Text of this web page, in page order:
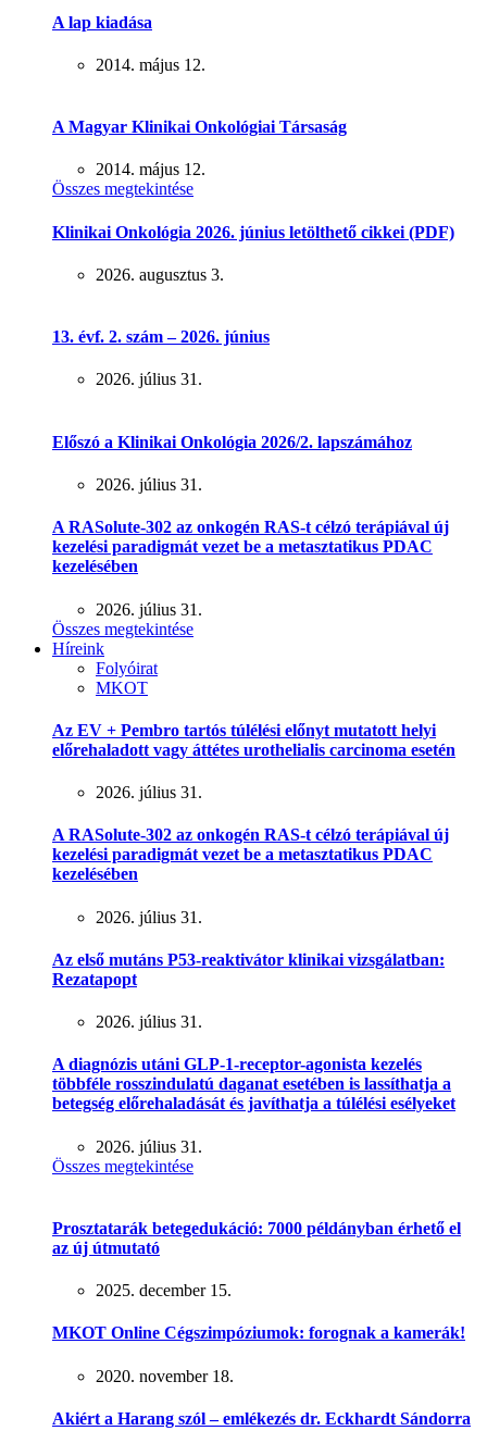
A lap kiadása
2014. május 12.
A Magyar Klinikai Onkológiai Társaság
2014. május 12.
Összes megtekintése
Klinikai Onkológia 2026. június letölthető cikkei (PDF)
2026. augusztus 3.
13. évf. 2. szám – 2026. június
2026. július 31.
Előszó a Klinikai Onkológia 2026/2. lapszámához
2026. július 31.
A RASolute-302 az onkogén RAS-t célzó terápiával új
kezelési paradigmát vezet be a metasztatikus PDAC
kezelésében
2026. július 31.
Összes megtekintése
Híreink
Folyóirat
MKOT
Az EV + Pembro tartós túlélési előnyt mutatott helyi
előrehaladott vagy áttétes urothelialis carcinoma esetén
2026. július 31.
A RASolute-302 az onkogén RAS-t célzó terápiával új
kezelési paradigmát vezet be a metasztatikus PDAC
kezelésében
2026. július 31.
Az első mutáns P53-reaktivátor klinikai vizsgálatban:
Rezatapopt
2026. július 31.
A diagnózis utáni GLP-1-receptor-agonista kezelés
többféle rosszindulatú daganat esetében is lassíthatja a
betegség előrehaladását és javíthatja a túlélési esélyeket
2026. július 31.
Összes megtekintése
Prosztatarák betegedukáció: 7000 példányban érhető el
az új útmutató
2025. december 15.
MKOT Online Cégszimpóziumok: forognak a kamerák!
2020. november 18.
Akiért a Harang szól – emlékezés dr. Eckhardt Sándorra